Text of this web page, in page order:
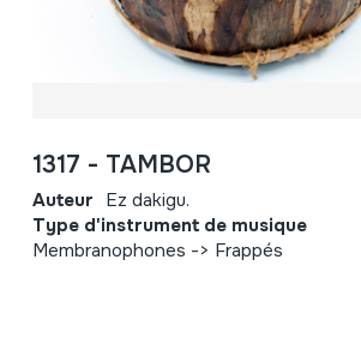
1317 - TAMBOR
Auteur Ez dakigu.
Type d'instrument de musique
Membranophones -> Frappés